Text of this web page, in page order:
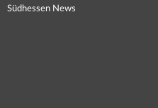
Südhessen News